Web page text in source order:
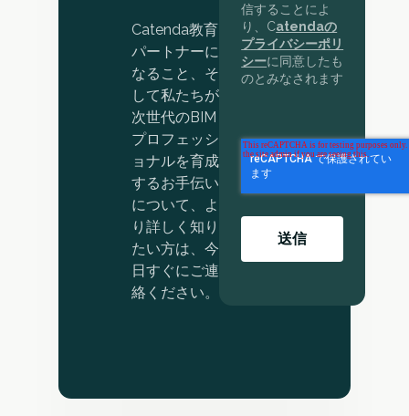
Catenda教育
パートナーに
なること、そ
して私たちが
次世代のBIM
プロフェッシ
ョナルを育成
するお手伝い
について、よ
り詳しく知り
たい方は、今
日すぐにご連
絡ください。
信することによ
り、Catendaの
プライバシーポリ
シーに同意したも
のとみなされます